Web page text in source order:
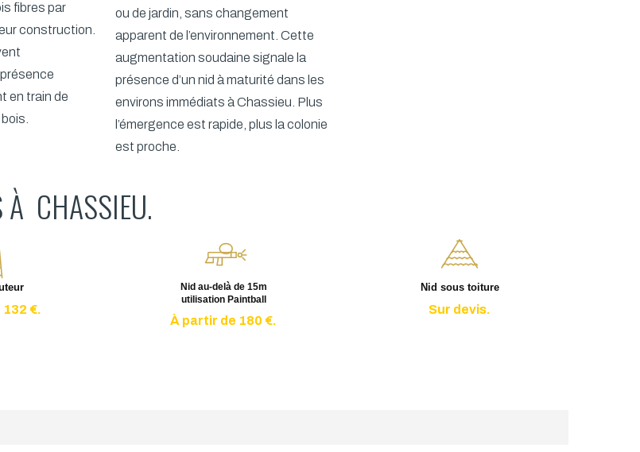
fibres par
construction.
en train de
ou de jardin, sans changement
apparent de l’environnement. Cette
augmentation soudaine signale la
présence d’un nid à maturité dans les
environs immédiats à Chassieu. Plus
l’émergence est rapide, plus la colonie
est proche.
À CHASSIEU.
€.
Nid au-delà de 15m
utilisation Paintball
À partir de 180 €.
Nid sous toiture
Sur devis.